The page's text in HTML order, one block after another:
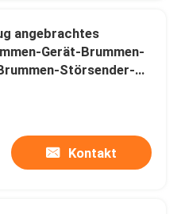
angebrachtes
Gerät-Brummen-
Störsender-
System-langlebiges Gut
Kontakt